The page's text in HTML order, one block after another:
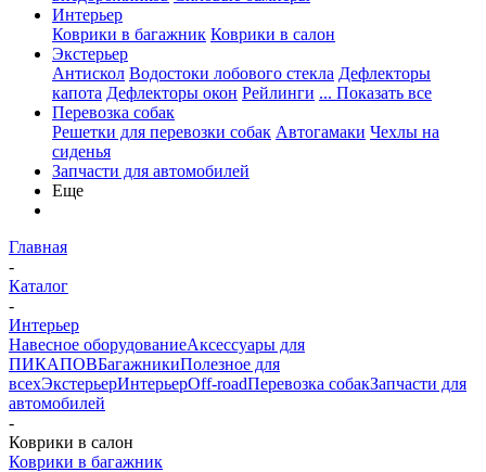
Интерьер
Коврики в багажник Коврики в салон
Экстерьер
Антискол Водостоки лобового стекла Дефлекторы
капота Дефлекторы окон Рейлинги ... Показать все
Перевозка собак
Решетки для перевозки собак Автогамаки Чехлы на
сиденья
Запчасти для автомобилей
Еще
Главная
-
Каталог
-
Интерьер
Навесное оборудованиеАксессуары для
ПИКАПОВБагажникиПолезное для
всехЭкстерьерИнтерьерOff-roadПеревозка собакЗапчасти для
автомобилей
-
Коврики в салон
Коврики в багажник